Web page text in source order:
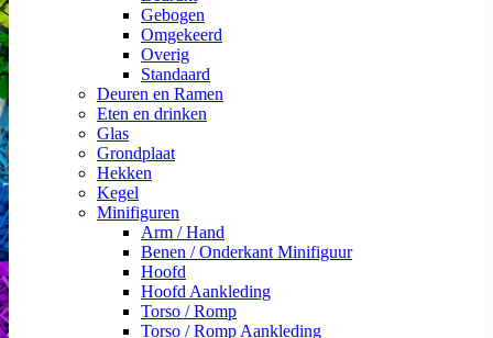
Gebogen
Omgekeerd
Overig
Standaard
Deuren en Ramen
Eten en drinken
Glas
Grondplaat
Hekken
Kegel
Minifiguren
Arm / Hand
Benen / Onderkant Minifiguur
Hoofd
Hoofd Aankleding
Torso / Romp
Torso / Romp Aankleding